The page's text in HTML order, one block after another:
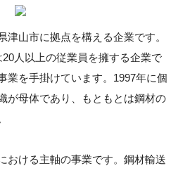
津山市に拠点を構える企業です。
人以上の従業員を擁する企業で
業を手掛けています。1997年に個
が母体であり、もともとは鋼材の
おける主軸の事業です。鋼材輸送